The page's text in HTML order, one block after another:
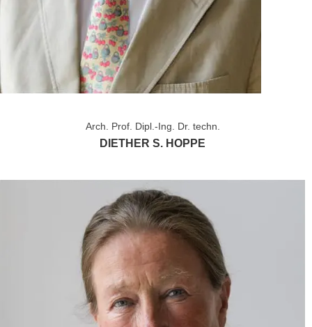
Arch. Prof. Dipl.-Ing. Dr. techn.
DIETHER S. HOPPE